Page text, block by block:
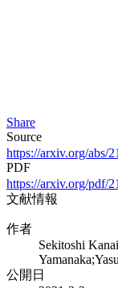
Share
Source
https://arxiv.org/abs/
PDF
https://arxiv.org/pdf/
文献情報
作者
Sekitoshi
公開日